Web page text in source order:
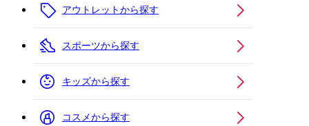
アウトレットから探す
スポーツから探す
キッズから探す
コスメから探す